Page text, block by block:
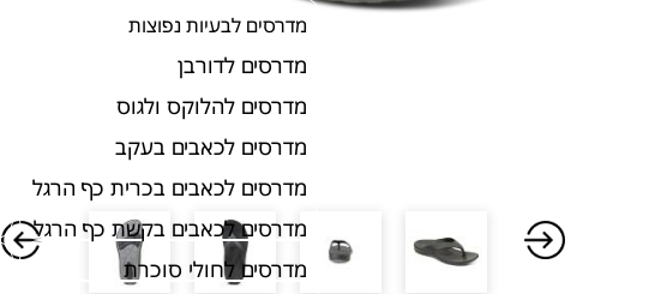
מדרסים לבעיות נפוצות
מדרסים לדורבן
מדרסים להלוקס ולגוס
מדרסים לכאבים בעקב
מדרסים לכאבים בכרית כף הרגל
מדרסים לכאבים בקשת כף הרגל
מדרסים לחולי סוכרת